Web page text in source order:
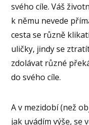
svého cíle. Váš
k němu nevede
cesta se různě
uličky, jindy se
zdolávat různé
do svého cíle.
A v mezidobí (než
jak uvádím výše, se